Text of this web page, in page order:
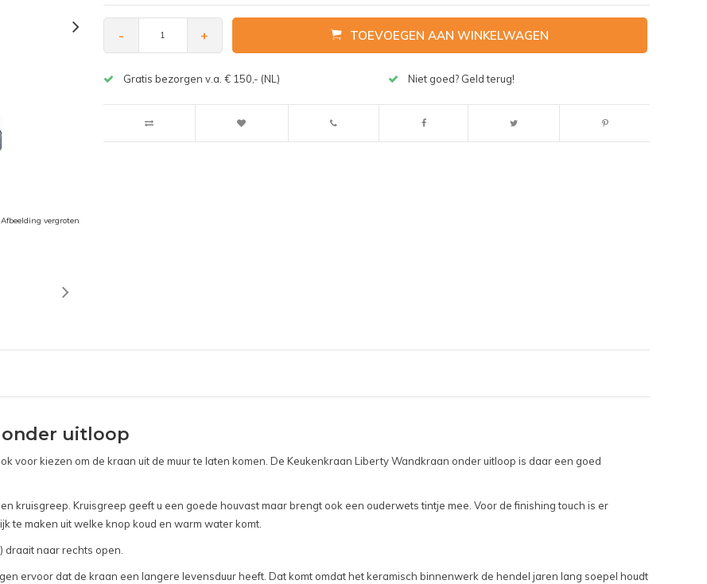
Afbeelding vergroten
- + TOEVOEGEN AAN WINKELWAGEN
Gratis bezorgen v.a. € 150,- (NL) Niet goed? Geld terug!
onder uitloop
voor kiezen om de kraan uit de muur te laten komen. De Keukenkraan Liberty Wandkraan onder uitloop is daar een goed
kruisgreep. Kruisgreep geeft u een goede houvast maar brengt ook een ouderwets tintje mee. Voor de finishing touch is er
te maken uit welke knop koud en warm water komt.
draait naar rechts open.
ervoor dat de kraan een langere levensduur heeft. Dat komt omdat het keramisch binnenwerk de hendel jaren lang soepel houdt